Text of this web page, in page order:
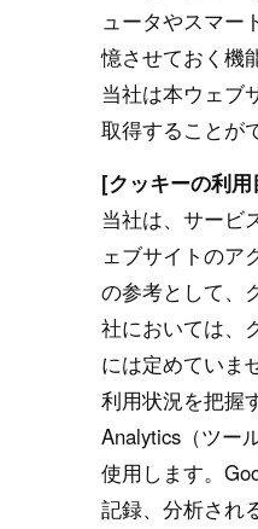
ュータやスマー
憶させておく機
当社は本ウェブ
取得することが
[クッキーの利用
当社は、サービ
ェブサイトのア
の参考として、
社においては、
には定めていま
利用状況を把握
Analytics（ツー
使用します。
記録、分析され